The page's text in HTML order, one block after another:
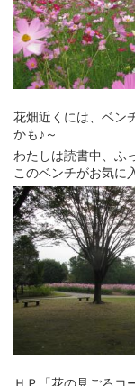
花畑近くには、ベン
かも♪～
わたしは読書中、ふ
このベンチがお気
ＨＰ「花の見ごろコ